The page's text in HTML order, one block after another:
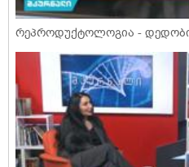
რეპროდუქტოლოგია -